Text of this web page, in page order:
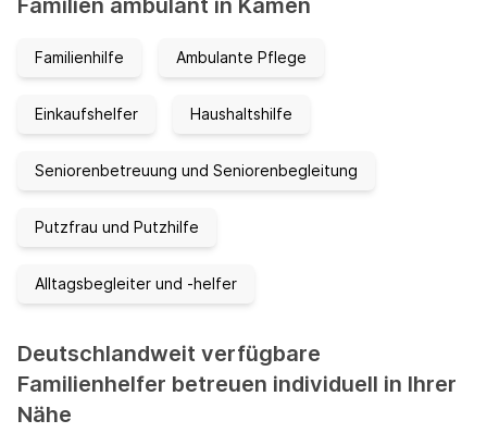
Familien ambulant in Kamen
Familienhilfe Ambulante Pflege
Einkaufshelfer Haushaltshilfe
Seniorenbetreuung und Seniorenbegleitung
Putzfrau und Putzhilfe
Alltagsbegleiter und -helfer
Deutschlandweit verfügbare
Familienhelfer betreuen individuell in Ihrer
Nähe